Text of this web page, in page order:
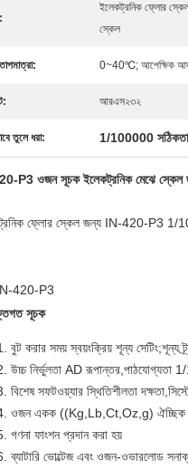
ইলেকট্রনিক ফ্লোর
স্কেল
0~40℃; আপেক্ষিক
আরএস২৩২
তুলে ধরা: 1/100000 সঠিকতা
P3 ওজন সূচক ইলেকট্রনিক মেঝে স্কেল
ফ্লোর স্কেল জন্য IN-420-P3 1/
420-P3
সূচক
বুট করার সময় স্বয়ংক্রিয় শূন্য সেটিং;শূন্য
উচ্চ নির্ভুলতা AD রূপান্তর,পাঠযোগ্যতা
বিশেষ সফটওয়্যার স্থিতিশীলতা
ওজন একক ((Kg,Lb,Ct,Oz,g) ঐচ্ছিক
গণনা ফাংশন প্রদান করা হয়
ব্যাটারি ভোল্টেজ এবং ওজন-ওভারলোড